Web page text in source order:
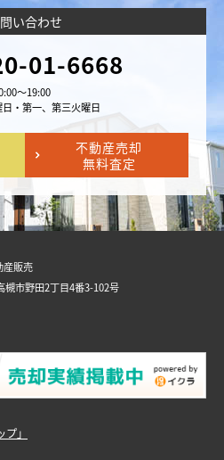
い合わせ
01-6668
～19:00
・第一、第三火曜日
不動産売却
無料査定
産販売
市野田2丁目4番3-102号
」